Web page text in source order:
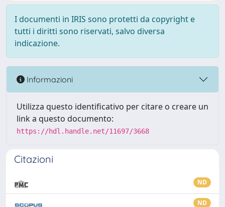
I documenti in IRIS sono protetti da copyright e
tutti i diritti sono riservati, salvo diversa
indicazione.
Informazioni
Utilizza questo identificativo per citare o creare un
link a questo documento:
https://hdl.handle.net/11697/3668
Citazioni
ND
ND